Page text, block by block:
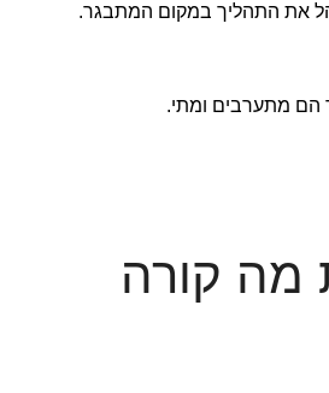
את התהליך במקום המתבגר.
הם מתערבים ומתי.
מה קורה